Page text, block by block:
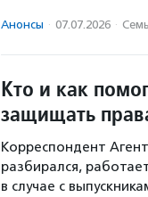
Анонсы · 07.07.2026 ·
Кто и как
защищать
Корреспондент
разбирался,
в случае с